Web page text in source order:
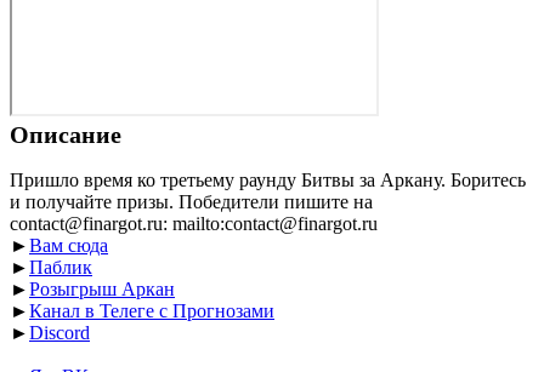
Описание
Пришло время ко третьему раунду Битвы за Аркану. Боритесь
и получайте призы. Победители пишите на
contact@finargot.ru: mailto:contact@finargot.ru
►Вам сюда
►Паблик
►Розыгрыш Аркан
►Канал в Телеге с Прогнозами
►Discord